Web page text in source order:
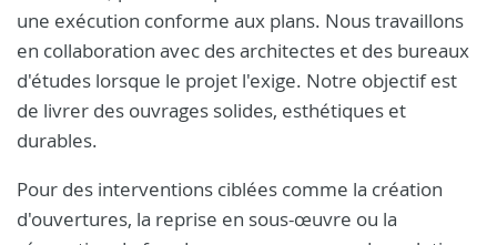
une exécution conforme aux plans. Nous travaillons
en collaboration avec des architectes et des bureaux
d'études lorsque le projet l'exige. Notre objectif est
de livrer des ouvrages solides, esthétiques et
durables.
Pour des interventions ciblées comme la création
d'ouvertures, la reprise en sous-œuvre ou la